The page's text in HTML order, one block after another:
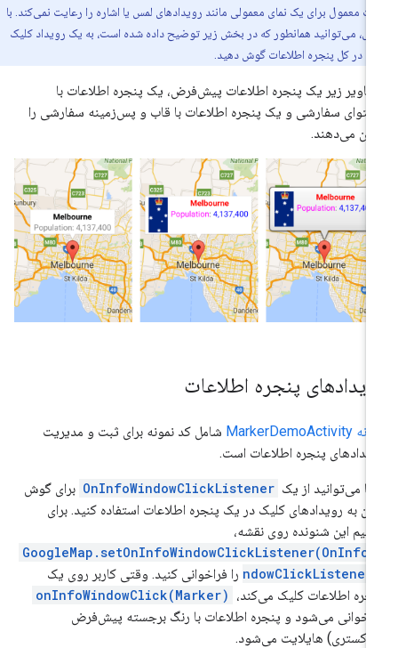
معمول برای یک نمای معمولی مانند رویدادهای لمس یا اشاره را رعایت نمی‌کند. با
می‌توانید همانطور که در بخش زیر توضیح داده شده است، به یک رویداد کلیک
در کل پنجره اطلاعات گوش دهید.
زیر یک پنجره اطلاعات پیش‌فرض، یک پنجره اطلاعات با
سفارشی و یک پنجره اطلاعات با قاب و پس‌زمینه سفارشی را
می‌دهند.
پنجره اطلاعات
شامل کد نمونه برای ثبت و مدیریت
پنجره اطلاعات است.
می‌توانید از یک OnInfoWindowClickListener برای گوش
به رویدادهای کلیک در یک پنجره اطلاعات استفاده کنید. برای
این شنونده روی نقشه،
را فراخوانی کنید. وقتی کاربر روی یک
اطلاعات کلیک می‌کند، onInfoWindowClick(Marker)
می‌شود و پنجره اطلاعات با رنگ برجسته پیش‌فرض
هایلایت می‌شود.